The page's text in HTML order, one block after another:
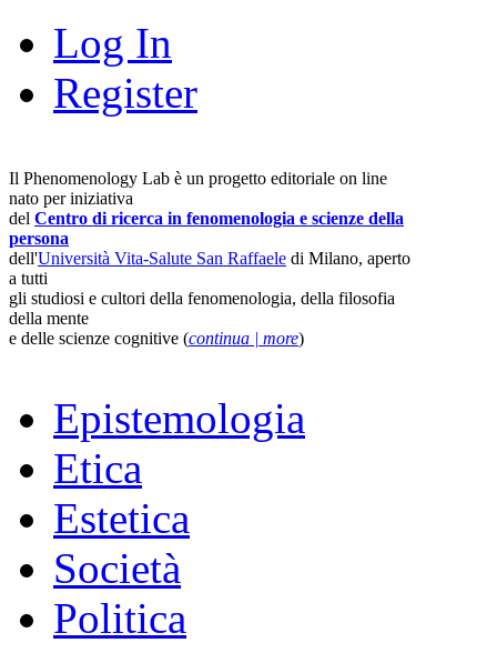
Log In
Register
Il Phenomenology Lab è un progetto editoriale on line
nato per iniziativa
del Centro di ricerca in fenomenologia e scienze della
persona
dell'Università Vita-Salute San Raffaele di Milano, aperto
a tutti
gli studiosi e cultori della fenomenologia, della filosofia
della mente
e delle scienze cognitive (continua | more)
Epistemologia
Etica
Estetica
Società
Politica